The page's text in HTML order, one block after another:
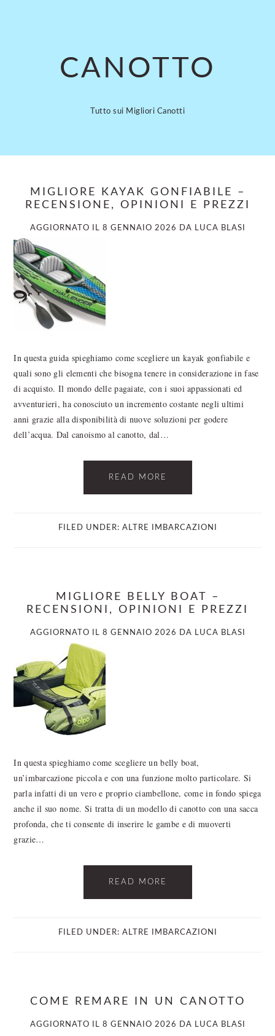
CANOTTO
Tutto sui Migliori Canotti
MIGLIORE KAYAK GONFIABILE –
RECENSIONE, OPINIONI E PREZZI
AGGIORNATO IL 8 GENNAIO 2026 DA LUCA BLASI
In questa guida spieghiamo come scegliere un kayak gonfiabile e
quali sono gli elementi che bisogna tenere in considerazione in fase
di acquisto. Il mondo delle pagaiate, con i suoi appassionati ed
avventurieri, ha conosciuto un incremento costante negli ultimi
anni grazie alla disponibilità di nuove soluzioni per godere
dell’acqua. Dal canoismo al canotto, dal…
READ MORE
FILED UNDER: ALTRE IMBARCAZIONI
MIGLIORE BELLY BOAT –
RECENSIONI, OPINIONI E PREZZI
AGGIORNATO IL 8 GENNAIO 2026 DA LUCA BLASI
In questa spieghiamo come scegliere un belly boat,
un’imbarcazione piccola e con una funzione molto particolare. Si
parla infatti di un vero e proprio ciambellone, come in fondo spiega
anche il suo nome. Si tratta di un modello di canotto con una sacca
profonda, che ti consente di inserire le gambe e di muoverti
grazie…
READ MORE
FILED UNDER: ALTRE IMBARCAZIONI
COME REMARE IN UN CANOTTO
AGGIORNATO IL 8 GENNAIO 2026 DA LUCA BLASI